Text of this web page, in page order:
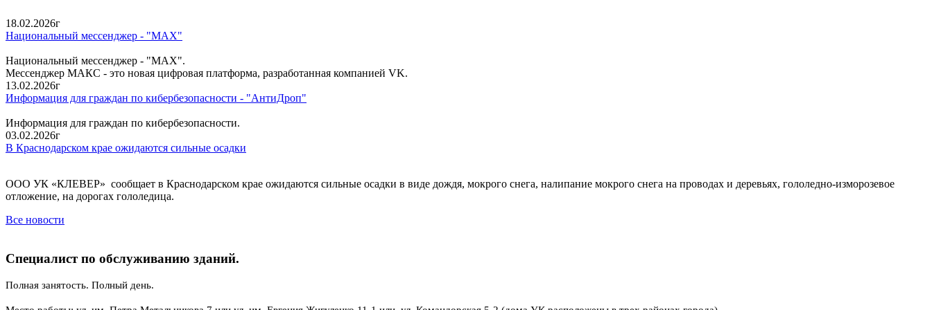
18.02.2026г
Национальный мессенджер - "MAX"
Национальный мессенджер - "MAX".
Мессенджер МАКС - это новая цифровая платформа, разработанная компанией VK.
13.02.2026г
Информация для граждан по кибербезопасности - "АнтиДроп"
Информация для граждан по кибербезопасности.
03.02.2026г
В Краснодарском крае ожидаются сильные осадки
ООО УК «КЛЕВЕР» сообщает в Краснодарском крае ожидаются сильные осадки в виде дождя, мокрого снега, налипание мокрого снега на проводах и деревьях, гололедно-изморозевое
отложение, на дорогах гололедица.
Все новости
Специалист по обслуживанию зданий.
Полная занятость. Полный день.